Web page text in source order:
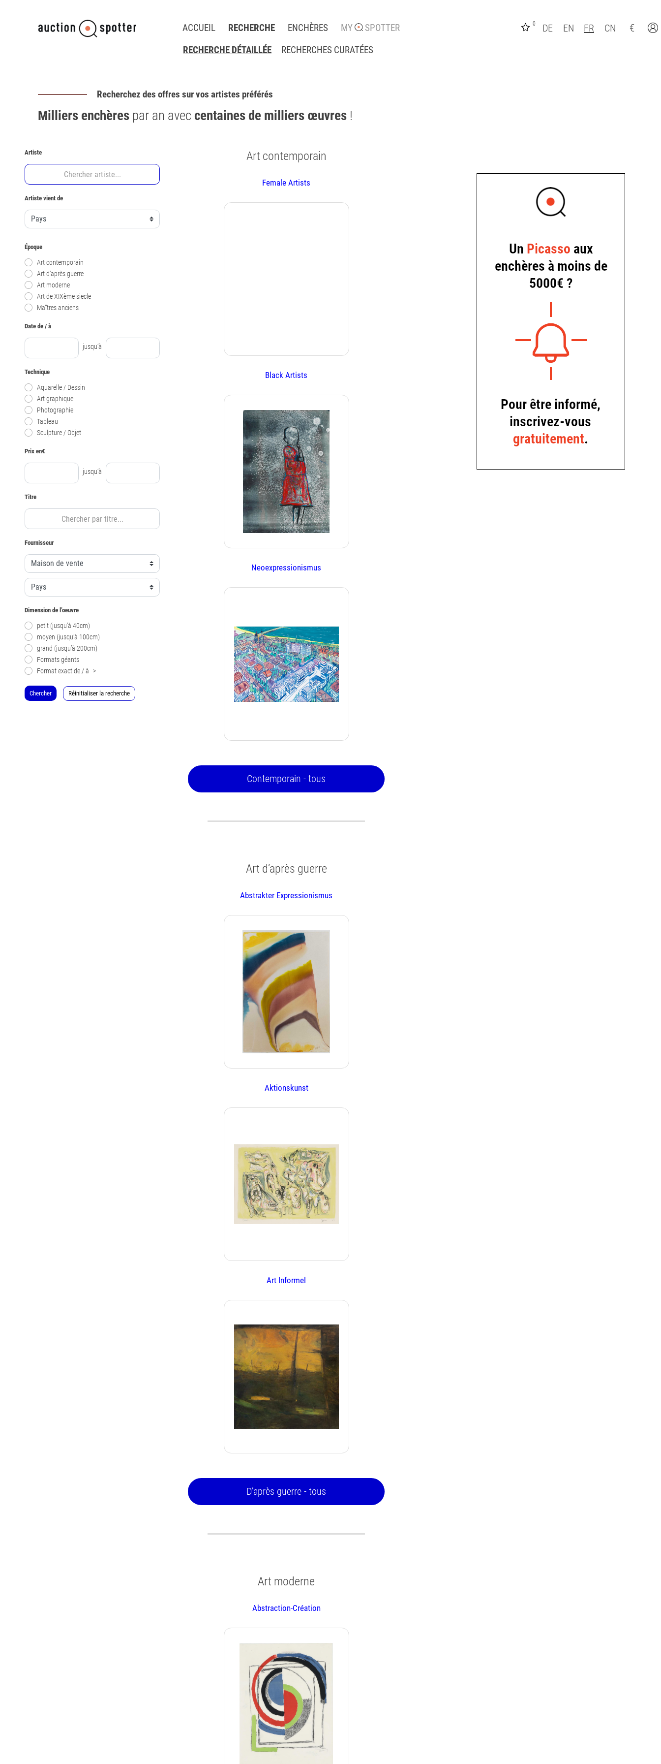
ACCUEIL RECHERCHE
RECHERCHE DÉTAILLÉE RECHERCHES CURATÉES
ENCHÈRES MY SPOTTER 0 DE EN FR CN €
Recherchez des offres sur vos artistes préférés
Milliers enchères par an avec centaines de milliers œuvres !
Artiste
Artiste vient de
Époque
Art contemporain
Art d’après guerre
Art moderne
Art de XIXème siecle
Maîtres anciens
Date de / à
jusqu’à
Technique
Aquarelle / Dessin
Art graphique
Photographie
Tableau
Sculpture / Objet
Prix en€
jusqu’à
Titre
Fournisseur
Dimension de l’oeuvre
petit (jusqu’à 40cm)
moyen (jusqu’à 100cm)
grand (jusqu’à 200cm)
Formats géants
Format exact de / à >
Chercher Réinitialiser la recherche
Art contemporain
Female Artists
Black Artists
Neoexpressionismus
Contemporain - tous
Art d’après guerre
Abstrakter Expressionismus
Aktionskunst
Art Informel
D’après guerre - tous
Art moderne
Abstraction-Création